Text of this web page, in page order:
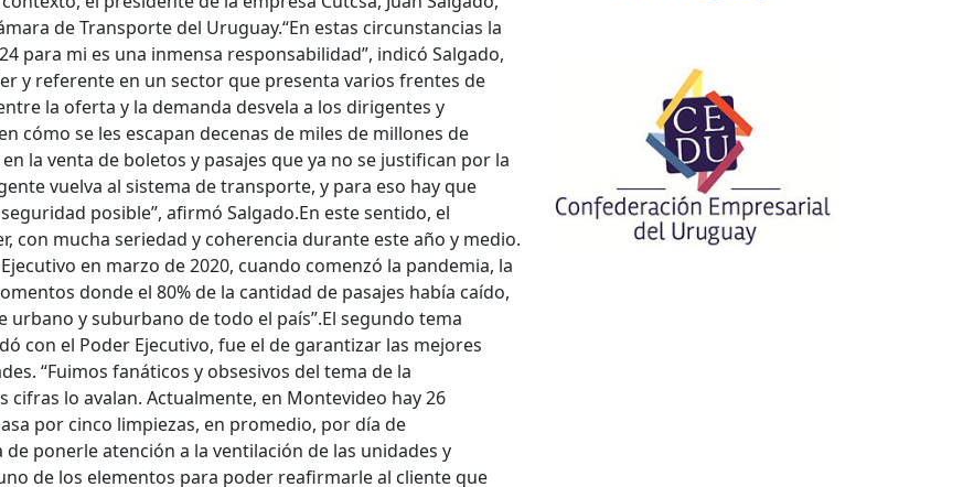
de Transporte del Uruguay.“En estas circunstancias la
para mi es una inmensa responsabilidad”, indicó Salgado,
y referente en un sector que presenta varios frentes de
la oferta y la demanda desvela a los dirigentes y
cómo se les escapan decenas de miles de millones de
la venta de boletos y pasajes que ya no se justifican por la
vuelva al sistema de transporte, y para eso hay que
posible”, afirmó Salgado.En este sentido, el
con mucha seriedad y coherencia durante este año y medio.
en marzo de 2020, cuando comenzó la pandemia, la
donde el 80% de la cantidad de pasajes había caído,
urbano y suburbano de todo el país”.El segundo tema
con el Poder Ejecutivo, fue el de garantizar las mejores
“Fuimos fanáticos y obsesivos del tema de la
cifras lo avalan. Actualmente, en Montevideo hay 26
por cinco limpiezas, en promedio, por día de
de ponerle atención a la ventilación de las unidades y
de los elementos para poder reafirmarle al cliente que